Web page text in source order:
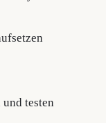
testen